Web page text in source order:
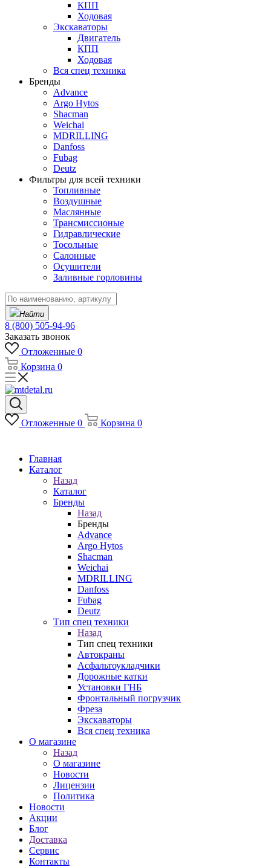
КПП
Ходовая
Экскаваторы
Двигатель
КПП
Ходовая
Вся спец техника
Бренды
Advance
Argo Hytos
Shacman
Weichai
MDRILLING
Danfoss
Fubag
Deutz
Фильтры для всей техники
Топливные
Воздушные
Маслянные
Трансмиссионые
Гидравлические
Тосольные
Салонные
Осушители
Заливные горловины
Найти
8 (800) 505-94-96
Заказать звонок
Отложенные 0
Корзина 0
Отложенные 0 Корзина 0
Главная
Каталог
Назад
Каталог
Бренды
Назад
Бренды
Advance
Argo Hytos
Shacman
Weichai
MDRILLING
Danfoss
Fubag
Deutz
Тип спец техники
Назад
Тип спец техники
Автокраны
Асфальтоукладчики
Дорожные катки
Установки ГНБ
Фронтальный погрузчик
Фреза
Экскаваторы
Вся спец техника
О магазине
Назад
О магазине
Новости
Лицензии
Политика
Новости
Акции
Блог
Доставка
Сервис
Контакты